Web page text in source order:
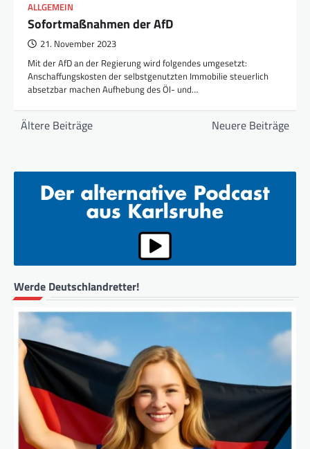
ALLGEMEIN
Sofortmaßnahmen der AfD
21. November 2023
Mit der AfD an der Regierung wird folgendes umgesetzt:
Anschaffungskosten der selbstgenutzten Immobilie steuerlich
absetzbar machen Aufhebung des Öl- und…
Beitragsnavigation
Ältere Beiträge Neuere Beiträge
Werde Deutschlandretter!